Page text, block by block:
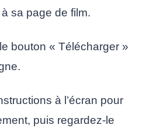
sa page de film.
bouton « Télécharger »
à l’écran pour
puis regardez-le